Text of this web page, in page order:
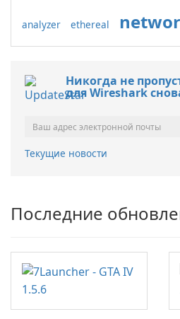
analyzer ethereal
Никогда не
для Wireshark
Текущие новости
Последние